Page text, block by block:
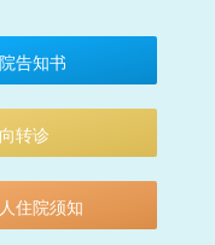
告知书
转诊
住院须知